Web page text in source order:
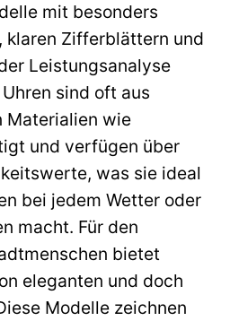
mit besonders
klaren Zifferblättern und
Leistungsanalyse
sind oft aus
Materialien wie
und verfügen über
was sie ideal
bei jedem Wetter oder
macht. Für den
bietet
eleganten und doch
Modelle zeichnen